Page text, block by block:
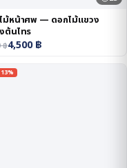
ม้หน้าศพ — ดอกไม้แขวง
ต้นไทร
฿4,500฿